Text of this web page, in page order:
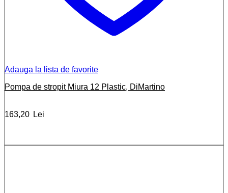
Adauga la lista de favorite
Pompa de stropit Miura 12 Plastic, DiMartino
163,20 Lei